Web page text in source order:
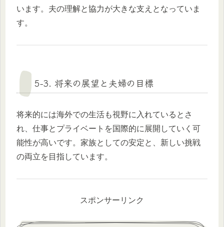
います。夫の理解と協力が大きな支えとなっていま
す。
5-3. 将来の展望と夫婦の目標
将来的には海外での生活も視野に入れているとさ
れ、仕事とプライベートを国際的に展開していく可
能性が高いです。家族としての安定と、新しい挑戦
の両立を目指しています。
スポンサーリンク